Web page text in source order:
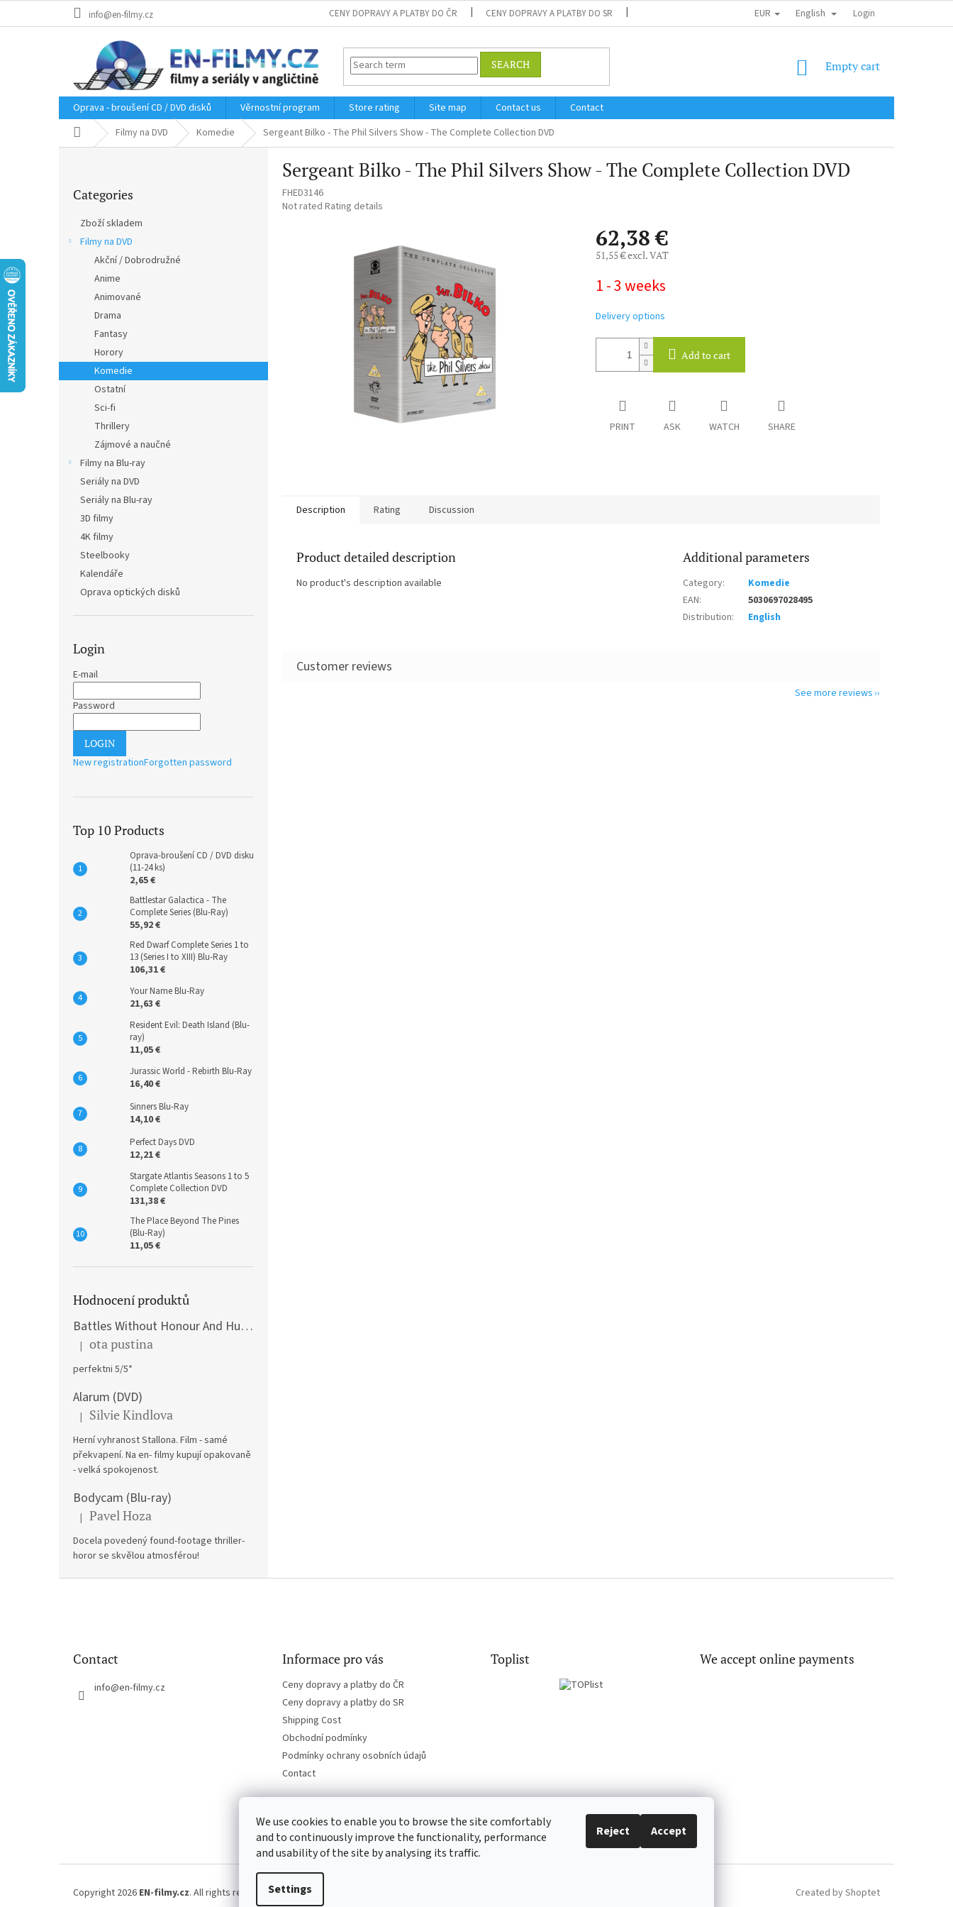
We use cookies to enable you to browse the site comfortably
and to continuously improve the functionality, performance
and usability of the site by analysing its traffic.
Settings
Reject Accept
info@en-filmy.cz CENY DOPRAVY A PLATBY DO ČR CENY DOPRAVY A PLATBY DO SR OBCHODNÍ PODMÍNKY PODMÍNKY OCHRANY
EUR English Login
SEARCH
SHOPPING
Empty cart
Oprava - broušení CD / DVD disků Věrnostní program Store rating Site map Contact us
Contact
Home Filmy na DVD Komedie Sergeant Bilko - The Phil Silvers Show - The Complete Collection DVD
categories
Categories
Zboží skladem
Filmy na DVD
Akční / Dobrodružné
Anime
Animované
Drama
Fantasy
Horory
Komedie
Ostatní
Sci-fi
Thrillery
Zájmové a naučné
Filmy na Blu-ray
Seriály na DVD
Seriály na Blu-ray
3D filmy
4K filmy
Steelbooky
Kalendáře
Oprava optických disků
Login
E-mail
Password
LOGIN
New registrationForgotten password
Top 10 Products
Oprava-broušení CD / DVD disku
(11-24 ks)
2,65 €
Battlestar Galactica - The
Complete Series (Blu-Ray)
55,92 €
Red Dwarf Complete Series 1 to
13 (Series I to XIII) Blu-Ray
106,31 €
Your Name Blu-Ray
21,63 €
Resident Evil: Death Island (Blu-
ray)
11,05 €
Jurassic World - Rebirth Blu-Ray
16,40 €
Sinners Blu-Ray
14,10 €
Perfect Days DVD
12,21 €
Stargate Atlantis Seasons 1 to 5
Complete Collection DVD
131,38 €
The Place Beyond The Pines
(Blu-Ray)
11,05 €
Hodnocení produktů
Battles Without Honour And Humanity / Yakuza Graveyad / Street Mobster DVD
The product rating is 5 out of 5 stars.
| ota pustina
perfektni 5/5*
Alarum (DVD)
The product rating is 5 out of 5 stars.
| Silvie Kindlova
Herní vyhranost Stallona. Film - samé
překvapení. Na en- filmy kupují opakovaně
- velká spokojenost.
Bodycam (Blu-ray)
The product rating is 5 out of 5 stars.
| Pavel Hoza
Docela povedený found-footage thriller-
horor se skvělou atmosférou!
Sergeant Bilko - The Phil Silvers Show - The Complete Collection DVD
FHED3146
The
Not rated Rating details
62,38 €
51,55 € excl. VAT
price:
1 - 3 weeks
Delivery options
Add to cart
PRINT ASK WATCH SHARE
Description Rating Discussion
Product detailed description
No product's description available
Additional parameters
Category:
Komedie
EAN:
5030697028495
Distribution: English
See more reviews
Contact
info@en-filmy.cz
Informace pro vás
Ceny dopravy a platby do ČR
Ceny dopravy a platby do SR
Shipping Cost
Obchodní podmínky
Podmínky ochrany osobních údajů
Contact
Toplist We accept online payments
CD-Soundtrack.cz CD-hudba.cz
Created by Shoptet
Copyright 2026 EN-filmy.cz. All rights reserved.Edit cookie settings